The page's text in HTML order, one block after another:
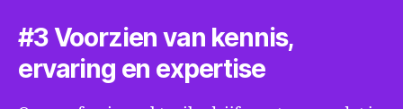
#3 Voorzien van kennis,
ervaring en expertise